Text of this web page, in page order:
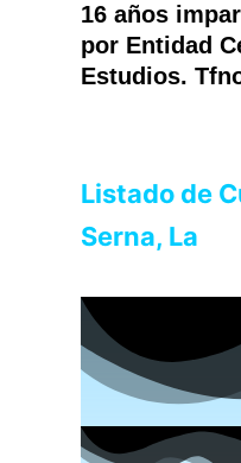
16 años
por Entidad
Estudios.
Listado de
Serna, La